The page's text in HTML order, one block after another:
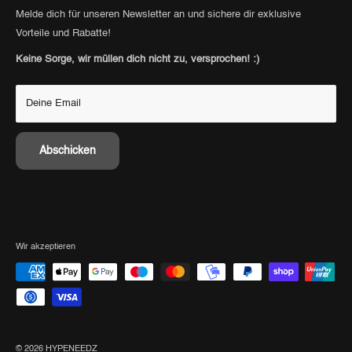
Personal Shopping
Retoure anmelden
Versandinformationen
Consignment
Punkte sammeln
Melde dich für unseren Newsletter an und sichere dir exklusive
Vorteile und Rabatte!
Keine Sorge, wir müllen dich nicht zu, versprochen! :)
Deine Email
Abschicken
Wir akzeptieren
© 2026 HYPENEEDZ